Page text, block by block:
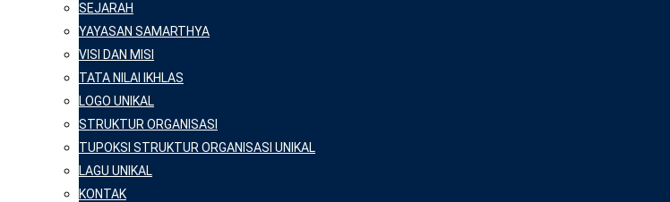
SEJARAH
YAYASAN SAMARTHYA
VISI DAN MISI
TATA NILAI IKHLAS
LOGO UNIKAL
STRUKTUR ORGANISASI
TUPOKSI STRUKTUR ORGANISASI UNIKAL
LAGU UNIKAL
KONTAK